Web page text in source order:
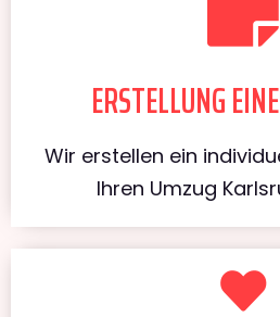
ERSTELLUNG
Wir erstellen ein
Ihren Umzug